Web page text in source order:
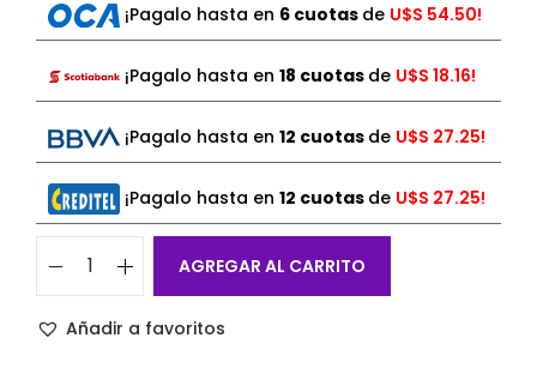
¡Pagalo hasta en 6 cuotas de U$S 54.50!
¡Pagalo hasta en 18 cuotas de U$S 18.16!
¡Pagalo hasta en 12 cuotas de U$S 27.25!
¡Pagalo hasta en 12 cuotas de U$S 27.25!
AGREGAR AL CARRITO
Añadir a favoritos